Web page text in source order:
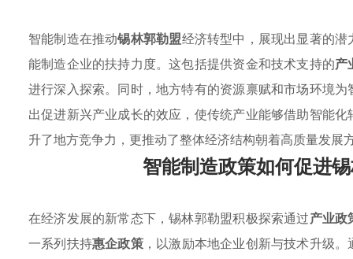
智能制造在推动锡林郭勒盟经济转型中，展现出显著的
能制造企业的扶持力度。这包括提供资金和技术支持的产
进行深入探索。同时，地方特有的资源禀赋和市场环境
出促进新兴产业成长的效应，使传统产业能够借助智能
升了地方竞争力，更推动了整体经济结构朝着高质量发展
智能制造政策如何促进
在经济发展的新常态下，锡林郭勒盟积极探索通过产业政
一系列扶持惠企政策，以激励本地企业创新与技术升级